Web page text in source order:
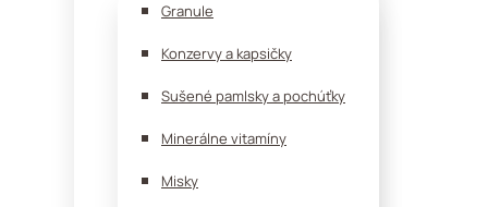
Granule
Konzervy a kapsičky
Sušené pamlsky a pochúťky
Minerálne vitamíny
Misky